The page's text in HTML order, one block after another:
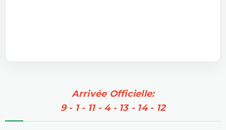
Arrivée Officielle:
9 - 1 - 11 - 4 - 13 - 14 - 12